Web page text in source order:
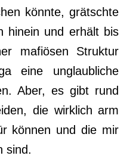
könnte, grätschte
hinein und erhält bis
mafiösen Struktur
eine unglaubliche
Aber, es gibt rund
die wirklich arm
können und die mir
sind.